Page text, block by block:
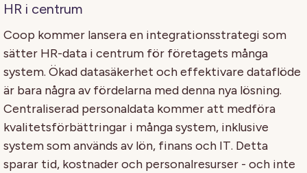
HR i centrum
Coop kommer lansera en integrationsstrategi som
sätter HR-data i centrum för företagets många
system. Ökad datasäkerhet och effektivare dataflöde
är bara några av fördelarna med denna nya lösning.
Centraliserad personaldata kommer att medföra
kvalitetsförbättringar i många system, inklusive
system som används av lön, finans och IT. Detta
sparar tid, kostnader och personalresurser - och inte